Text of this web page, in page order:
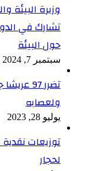
وزيرة البيئة
تشارك في
حول البيئة
سبتمبر 7, 2024
تضرر 97
ولعصابه
يوليو 28, 2023
توزيعات
لحجار